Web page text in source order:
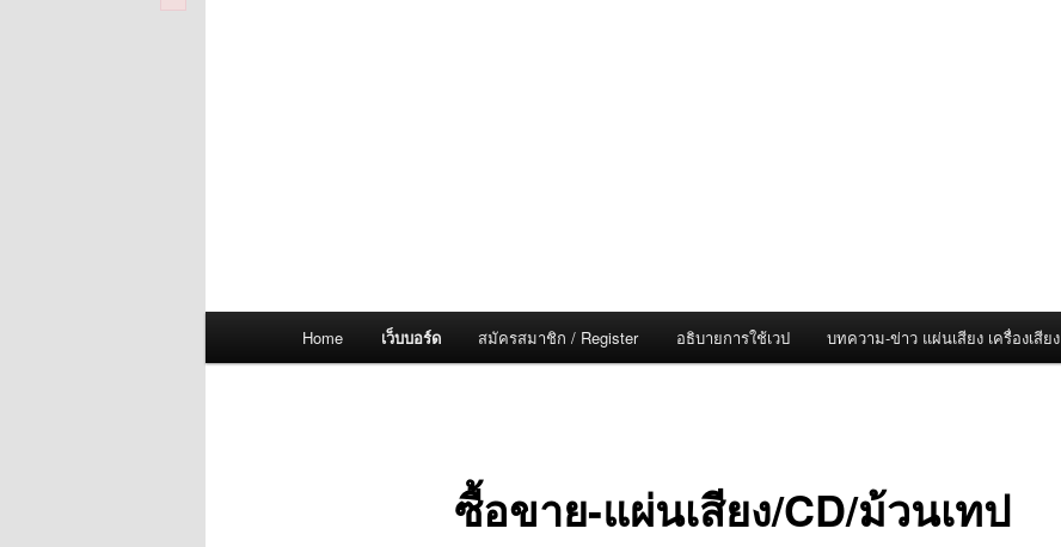
Home เว็บบอร์ด สมัครสมาชิก / Register อธิบายการใช้เวป บทความ-ข่าว แผ่นเสียง เครื่องเสียง
ซื้อขาย-แผ่นเสียง/CD/ม้วนเทป